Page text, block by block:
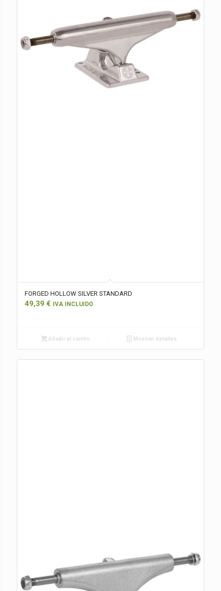
FORGED HOLLOW SILVER STANDARD
49,39 € IVA INCLUIDO
Añadir al carrito Mostrar detalles